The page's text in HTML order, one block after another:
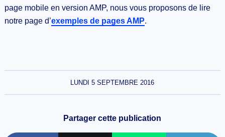
page mobile en version AMP, nous vous proposons de lire
notre page d’exemples de pages AMP.
LUNDI 5 SEPTEMBRE 2016
Partager cette publication